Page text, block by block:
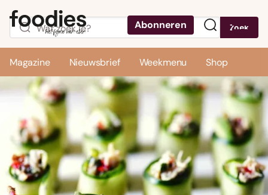
Abonneren Zoek
Magazine Nieuwsbrief Weekmenu Shop